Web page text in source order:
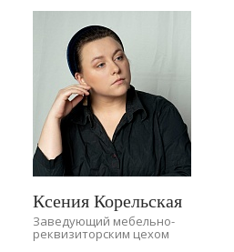
Ксения Корельская
Заведующий мебельно-
реквизиторским цехом